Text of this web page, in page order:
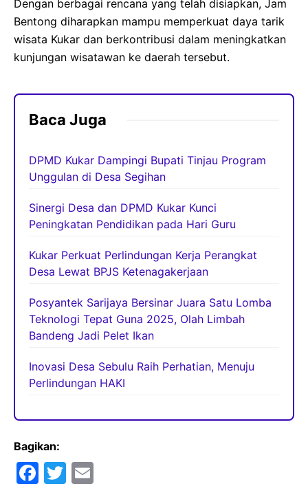
Dengan berbagai rencana yang telah disiapkan, Jam
Bentong diharapkan mampu memperkuat daya tarik
wisata Kukar dan berkontribusi dalam meningkatkan
kunjungan wisatawan ke daerah tersebut.
Baca Juga
DPMD Kukar Dampingi Bupati Tinjau Program
Unggulan di Desa Segihan
Sinergi Desa dan DPMD Kukar Kunci
Peningkatan Pendidikan pada Hari Guru
Kukar Perkuat Perlindungan Kerja Perangkat
Desa Lewat BPJS Ketenagakerjaan
Posyantek Sarijaya Bersinar Juara Satu Lomba
Teknologi Tepat Guna 2025, Olah Limbah
Bandeng Jadi Pelet Ikan
Inovasi Desa Sebulu Raih Perhatian, Menuju
Perlindungan HAKI
Bagikan:
F
T